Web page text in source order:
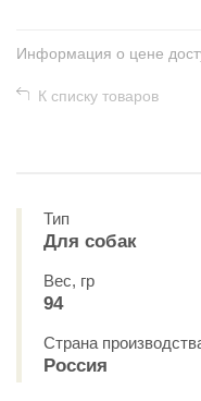
Информация о цене
К списку товаров
Тип
Для собак
Вес, гр
94
Страна
Россия